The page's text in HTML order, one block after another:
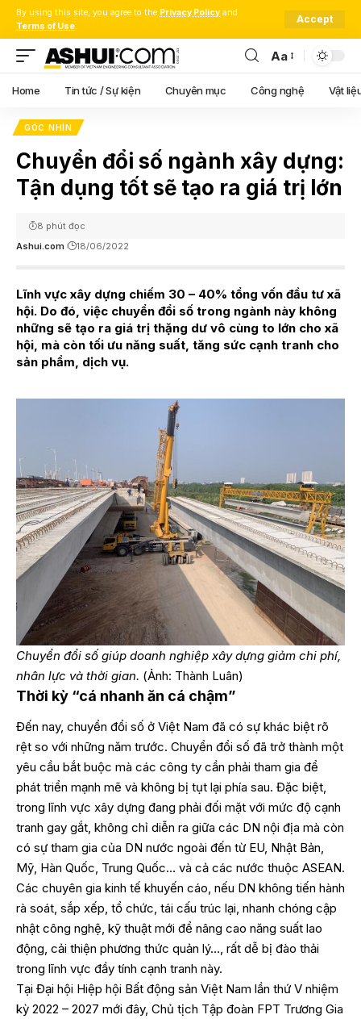
By using this site, you agree to the Privacy Policy and
Terms of Use.
Accept
Font
Resizer
Aa
Home Tin tức / Sự kiện Chuyên mục Công nghệ Vật
GÓC NHÌN
Chuyển đổi số ngành xây dựng:
Tận dụng tốt sẽ tạo ra giá trị lớn
Ashui.com 18/06/2022
8 phút đọc
Lĩnh vực xây dựng chiếm 30 – 40% tổng vốn đầu tư xã
hội. Do đó, việc chuyển đổi số trong ngành này không
những sẽ tạo ra giá trị thặng dư vô cùng to lớn cho xã
hội, mà còn tối ưu năng suất, tăng sức cạnh tranh cho
sản phẩm, dịch vụ.
Chuyển đổi số giúp doanh nghiệp xây dựng giảm chi phí,
nhân lực và thời gian. (Ảnh: Thành Luân)
Thời kỳ “cá nhanh ăn cá chậm”
Đến nay, chuyển đổi số ở Việt Nam đã có sự khác biệt rõ
rệt so với những năm trước. Chuyển đổi số đã trở thành một
yêu cầu bắt buộc mà các công ty cần phải tham gia để
phát triển mạnh mẽ và không bị tụt lại phía sau. Đặc biệt,
trong lĩnh vực xây dựng đang phải đối mặt với mức độ cạnh
tranh gay gắt, không chỉ diễn ra giữa các DN nội địa mà còn
có sự tham gia của DN nước ngoài đến từ EU, Nhật Bản,
Mỹ, Hàn Quốc, Trung Quốc… và cả các nước thuộc ASEAN.
Các chuyên gia kinh tế khuyến cáo, nếu DN không tiến hành
rà soát, sắp xếp, tổ chức, tái cấu trúc lại, nhanh chóng cập
nhật công nghệ, kỹ thuật mới để nâng cao năng suất lao
động, cải thiện phương thức quản lý…, rất dễ bị đào thải
trong lĩnh vực đầy tính cạnh tranh này.
Tại Đại hội Hiệp hội Bất động sản Việt Nam lần thứ V nhiệm
kỳ 2022 – 2027 mới đây, Chủ tịch Tập đoàn FPT Trương Gia